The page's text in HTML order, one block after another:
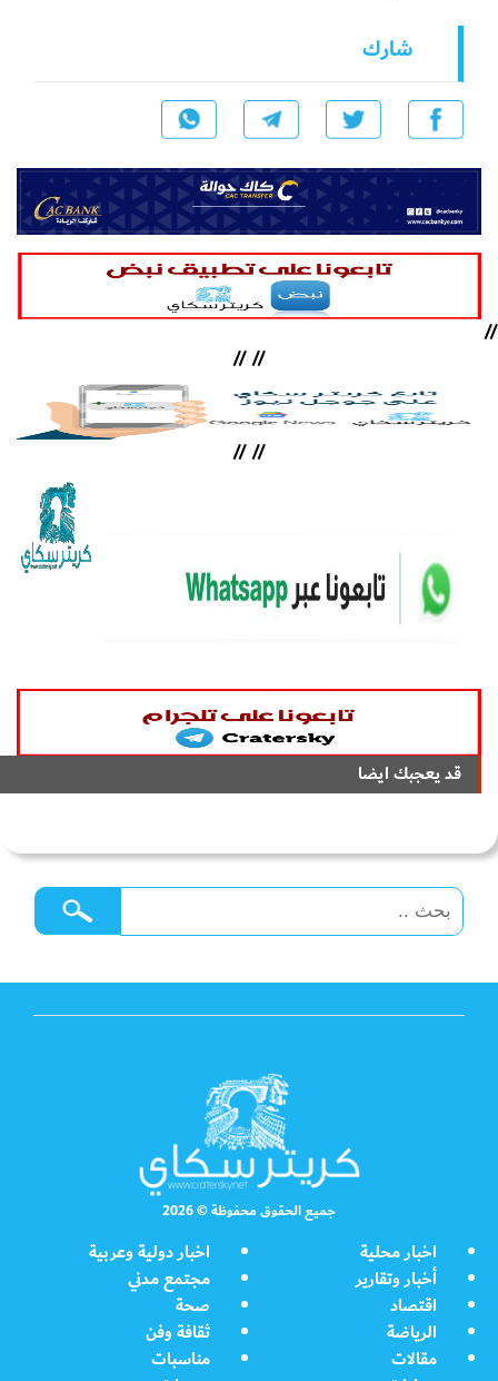
شارك
//
//
//
//
//
قد يعجبك ايضا
جميع الحقوق محفوظة © 2026
اخبار محلية
اخبار دولية وعربية
أخبار وتقارير
مجتمع مدني
اقتصاد
صحة
الرياضة
ثقافة وفن
مقالات
مناسبات